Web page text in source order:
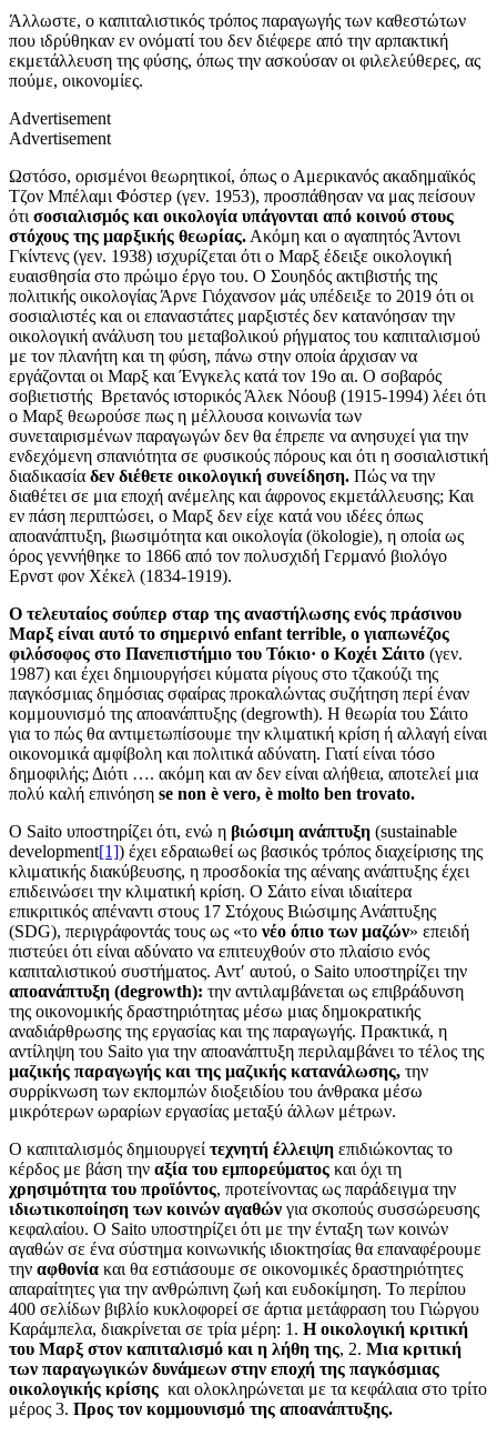
Άλλωστε, ο καπιταλιστικός τρόπος παραγωγής των καθεστώτων
που ιδρύθηκαν εν ονόματί του δεν διέφερε από την αρπακτική
εκμετάλλευση της φύσης, όπως την ασκούσαν οι φιλελεύθερες, ας
πούμε, οικονομίες.
Advertisement
Advertisement
Ωστόσο, ορισμένοι θεωρητικοί, όπως ο Αμερικανός ακαδημαϊκός
Τζον Μπέλαμι Φόστερ (γεν. 1953), προσπάθησαν να μας πείσουν
ότι σοσιαλισμός και οικολογία υπάγονται από κοινού στους
στόχους της μαρξικής θεωρίας. Ακόμη και ο αγαπητός Άντονι
Γκίντενς (γεν. 1938) ισχυρίζεται ότι ο Μαρξ έδειξε οικολογική
ευαισθησία στο πρώιμο έργο του. Ο Σουηδός ακτιβιστής της
πολιτικής οικολογίας Άρνε Γιόχανσον μάς υπέδειξε το 2019 ότι οι
σοσιαλιστές και οι επαναστάτες μαρξιστές δεν κατανόησαν την
οικολογική ανάλυση του μεταβολικού ρήγματος του καπιταλισμού
με τον πλανήτη και τη φύση, πάνω στην οποία άρχισαν να
εργάζονται οι Μαρξ και Ένγκελς κατά τον 19ο αι. Ο σοβαρός
σοβιετιστής Βρετανός ιστορικός Άλεκ Νόουβ (1915-1994) λέει ότι
ο Μαρξ θεωρούσε πως η μέλλουσα κοινωνία των
συνεταιρισμένων παραγωγών δεν θα έπρεπε να ανησυχεί για την
ενδεχόμενη σπανιότητα σε φυσικούς πόρους και ότι η σοσιαλιστική
διαδικασία δεν διέθετε οικολογική συνείδηση. Πώς να την
διαθέτει σε μια εποχή ανέμελης και άφρονος εκμετάλλευσης; Και
εν πάση περιπτώσει, ο Μαρξ δεν είχε κατά νου ιδέες όπως
αποανάπτυξη, βιωσιμότητα και οικολογία (ökologie), η οποία ως
όρος γεννήθηκε το 1866 από τον πολυσχιδή Γερμανό βιολόγο
Ερνστ φον Χέκελ (1834-1919).
Ο τελευταίος σούπερ σταρ της αναστήλωσης ενός πράσινου
Μαρξ είναι αυτό το σημερινό enfant terrible, ο γιαπωνέζος
φιλόσοφος στο Πανεπιστήμιο του Τόκιο· ο Κοχέι Σάιτο (γεν.
1987) και έχει δημιουργήσει κύματα ρίγους στο τζακούζι της
παγκόσμιας δημόσιας σφαίρας προκαλώντας συζήτηση περί έναν
κομμουνισμό της αποανάπτυξης (degrowth). Η θεωρία του Σάιτο
για το πώς θα αντιμετωπίσουμε την κλιματική κρίση ή αλλαγή είναι
οικονομικά αμφίβολη και πολιτικά αδύνατη. Γιατί είναι τόσο
δημοφιλής; Διότι …. ακόμη και αν δεν είναι αλήθεια, αποτελεί μια
πολύ καλή επινόηση se non è vero, è molto ben trovato.
Ο Saito υποστηρίζει ότι, ενώ η βιώσιμη ανάπτυξη (sustainable
development[1]) έχει εδραιωθεί ως βασικός τρόπος διαχείρισης της
κλιματικής διακύβευσης, η προσδοκία της αέναης ανάπτυξης έχει
επιδεινώσει την κλιματική κρίση. Ο Σάιτο είναι ιδιαίτερα
επικριτικός απέναντι στους 17 Στόχους Βιώσιμης Ανάπτυξης
(SDG), περιγράφοντάς τους ως «το νέο όπιο των μαζών» επειδή
πιστεύει ότι είναι αδύνατο να επιτευχθούν στο πλαίσιο ενός
καπιταλιστικού συστήματος. Αντ′ αυτού, ο Saito υποστηρίζει την
αποανάπτυξη (degrowth): την αντιλαμβάνεται ως επιβράδυνση
της οικονομικής δραστηριότητας μέσω μιας δημοκρατικής
αναδιάρθρωσης της εργασίας και της παραγωγής. Πρακτικά, η
αντίληψη του Saito για την αποανάπτυξη περιλαμβάνει το τέλος της
μαζικής παραγωγής και της μαζικής κατανάλωσης, την
συρρίκνωση των εκπομπών διοξειδίου του άνθρακα μέσω
μικρότερων ωραρίων εργασίας μεταξύ άλλων μέτρων.
Ο καπιταλισμός δημιουργεί τεχνητή έλλειψη επιδιώκοντας το
κέρδος με βάση την αξία του εμπορεύματος και όχι τη
χρησιμότητα του προϊόντος, προτείνοντας ως παράδειγμα την
ιδιωτικοποίηση των κοινών αγαθών για σκοπούς συσσώρευσης
κεφαλαίου. Ο Saito υποστηρίζει ότι με την ένταξη των κοινών
αγαθών σε ένα σύστημα κοινωνικής ιδιοκτησίας θα επαναφέρουμε
την αφθονία και θα εστιάσουμε σε οικονομικές δραστηριότητες
απαραίτητες για την ανθρώπινη ζωή και ευδοκίμηση. Το περίπου
400 σελίδων βιβλίο κυκλοφορεί σε άρτια μετάφραση του Γιώργου
Καράμπελα, διακρίνεται σε τρία μέρη: 1. Η οικολογική κριτική
του Μαρξ στον καπιταλισμό και η λήθη της, 2. Μια κριτική
των παραγωγικών δυνάμεων στην εποχή της παγκόσμιας
οικολογικής κρίσης και ολοκληρώνεται με τα κεφάλαια στο τρίτο
μέρος 3. Προς τον κομμουνισμό της αποανάπτυξης.